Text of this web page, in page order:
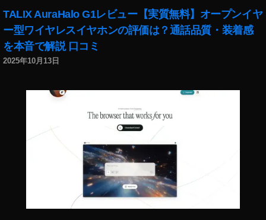
TALIX AuraHalo G1レビュー【実質無料】オープンイヤ
ー型ワイヤレスイヤホンの評価は？通話品質・装着感
を本音で解説 口コミ
2025年10月13日